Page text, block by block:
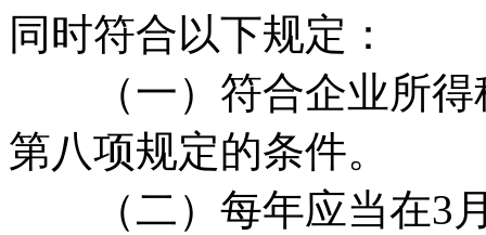
同时符合以下规定：
（一）符合企业所得
第八项规定的条件。
（二）每年应当在3月